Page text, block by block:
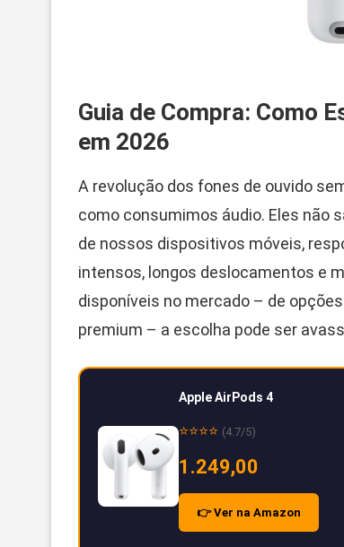
Guia de Compra: Como
em 2026
A revolução dos fones de ouvido
como consumimos áudio. Eles não
de nossos dispositivos móveis,
intensos, longos deslocamentos e
disponíveis no mercado – de
premium – a escolha pode ser
Apple AirPods 4
⭐⭐⭐⭐ (4.7/5)
1.249,00
👉 Ver na Amazon